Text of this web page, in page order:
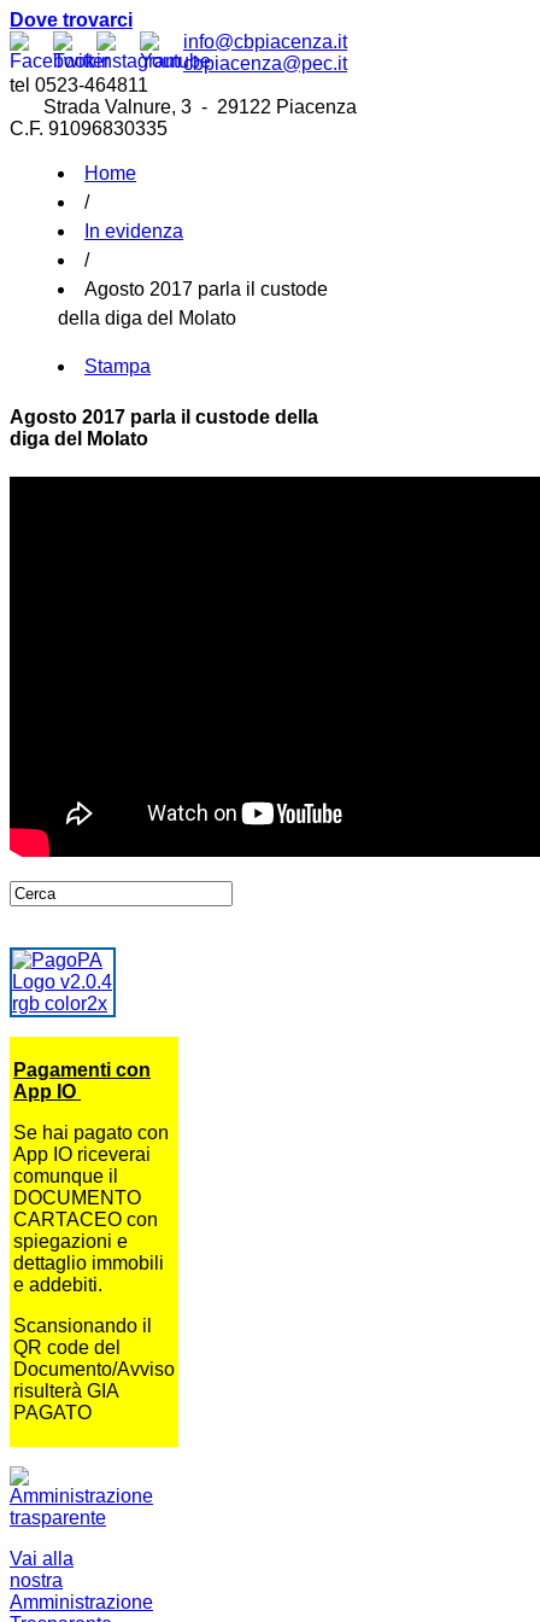
Dove trovarci
info@cbpiacenza.it
cbpiacenza@pec.it
tel 0523-464811
Strada Valnure, 3 - 29122 Piacenza
C.F. 91096830335
Home
/
In evidenza
/
Agosto 2017 parla il custode
della diga del Molato
Stampa
Agosto 2017 parla il custode della
diga del Molato
Pagamenti con
App IO
Se hai pagato con
App IO riceverai
comunque il
DOCUMENTO
CARTACEO con
spiegazioni e
dettaglio immobili
e addebiti.
Scansionando il
QR code del
Documento/Avviso
risulterà GIA
PAGATO
Vai alla
nostra
Amministrazione